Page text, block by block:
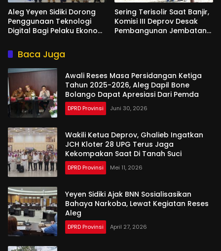
Aleg Yeyen Sidiki Dorong
Penggunaan Teknologi
Digital Bagi Pelaku Ekonomi
Sering Terisolir Saat Banjir,
Komisi III Deprov Desak
Pembangunan Jembatan
Baca Juga
Awali Reses Masa Persidangan Ketiga
Tahun 2025-2026, Aleg Dapil Bone
Bolango Dapat Apresiasi Dari Pemda
DPRD Provinsi Juni 30, 2026
Wakili Ketua Deprov, Ghalieb Ingatkan
JCH Kloter 28 UPG Terus Jaga
Kekompakan Saat Di Tanah Suci
DPRD Provinsi Mei 11, 2026
Yeyen Sidiki Ajak BNN Sosialisasikan
Bahaya Narkoba, Lewat Kegiatan Reses
Aleg
DPRD Provinsi April 27, 2026